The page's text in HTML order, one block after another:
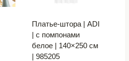
Платье-штора | ADI
| с помпонами
белое | 140×250 см
| 985205